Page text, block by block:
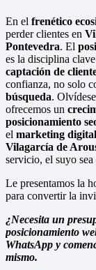
En el frenético
perder clientes en
Pontevedra. El
es la disciplina
captación de
confianza, no solo
búsqueda.
ofrecemos un
posicionamiento
el marketing digital
Vilagarcía de
servicio, el suyo
Le presentamos la
para convertir la
¿Necesita un
posicionamiento
WhatsApp y
mismo.